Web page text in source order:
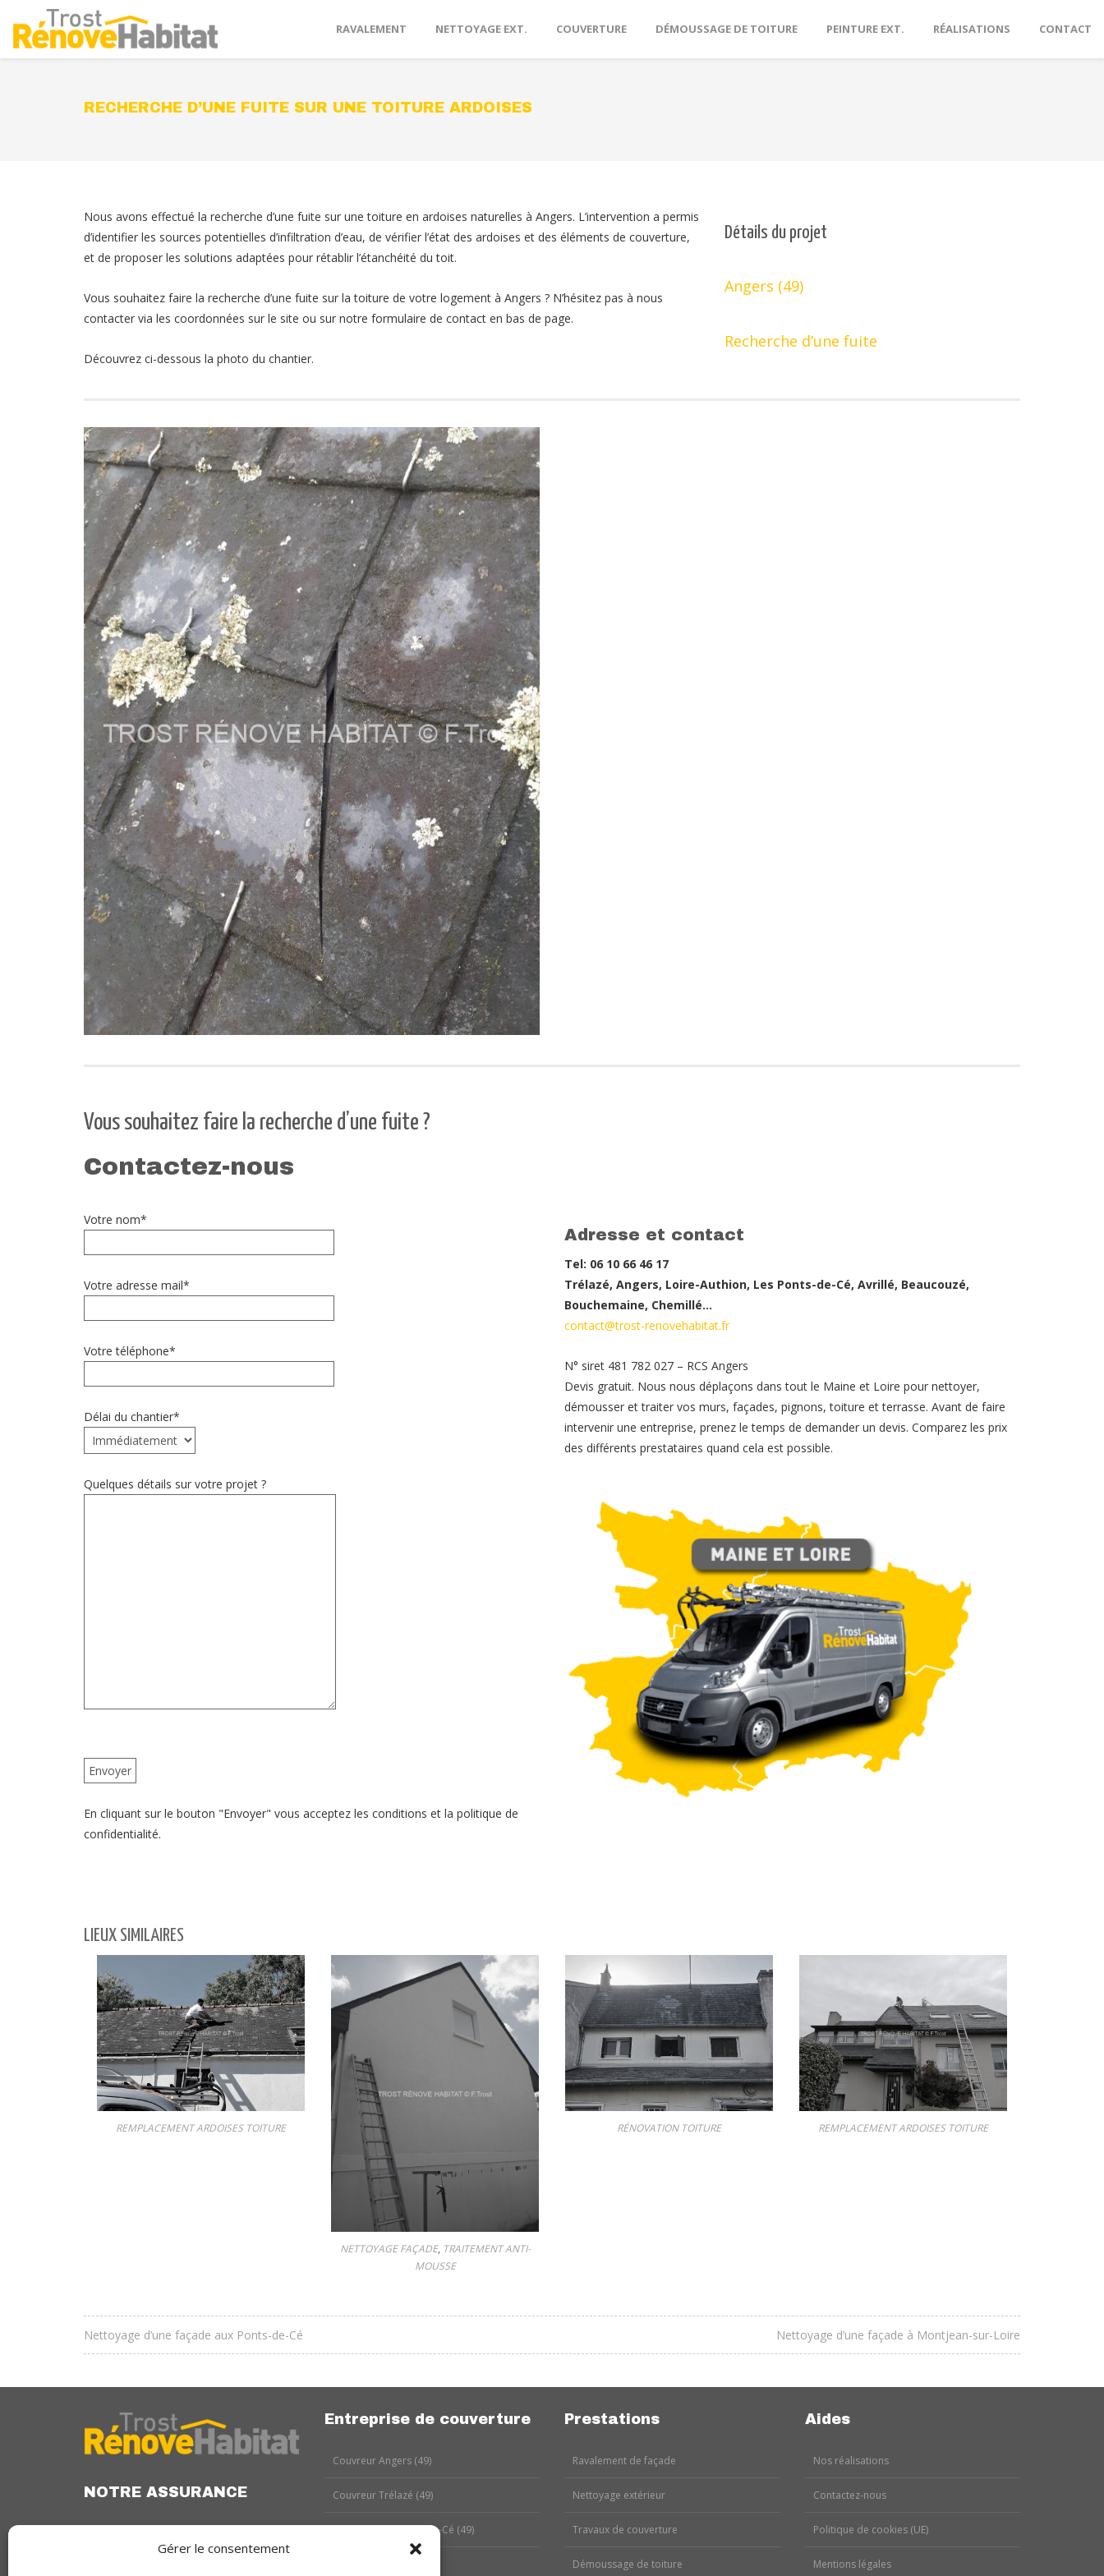
Gérer le consentement
RAVALEMENT NETTOYAGE EXT. COUVERTURE DÉMOUSSAGE DE TOITURE PEINTURE EXT. RÉALISATIONS CONTACT
RECHERCHE D’UNE FUITE SUR UNE TOITURE ARDOISES
Nous avons effectué la recherche d’une fuite sur une toiture en ardoises naturelles à Angers. L’intervention a permis
d’identifier les sources potentielles d’infiltration d’eau, de vérifier l’état des ardoises et des éléments de couverture,
et de proposer les solutions adaptées pour rétablir l’étanchéité du toit.
Vous souhaitez faire la recherche d’une fuite sur la toiture de votre logement à Angers ? N’hésitez pas à nous
contacter via les coordonnées sur le site ou sur notre formulaire de contact en bas de page.
Découvrez ci-dessous la photo du chantier.
Détails du projet
Angers (49)
Recherche d’une fuite
Vous souhaitez faire la recherche d’une fuite ?
Contactez-nous
Votre nom*
Votre adresse mail*
Votre téléphone*
Délai du chantier*
Quelques détails sur votre projet ?
En cliquant sur le bouton "Envoyer" vous acceptez les conditions et la politique de
confidentialité.
Adresse et contact
Tel: 06 10 66 46 17
Trélazé, Angers, Loire-Authion, Les Ponts-de-Cé, Avrillé, Beaucouzé,
Bouchemaine, Chemillé…
contact@trost-renovehabitat.fr
N° siret 481 782 027 – RCS Angers
Devis gratuit. Nous nous déplaçons dans tout le Maine et Loire pour nettoyer,
démousser et traiter vos murs, façades, pignons, toiture et terrasse. Avant de faire
intervenir une entreprise, prenez le temps de demander un devis. Comparez les prix
des différents prestataires quand cela est possible.
LIEUX SIMILAIRES
REMPLACEMENT ARDOISES TOITURE
NETTOYAGE FAÇADE, TRAITEMENT ANTI-
MOUSSE
RÉNOVATION TOITURE REMPLACEMENT ARDOISES TOITURE
Nettoyage d’une façade aux Ponts-de-Cé Nettoyage d’une façade à Montjean-sur-Loire
NOTRE ASSURANCE
Entreprise de couverture
Couvreur Angers (49)
Couvreur Trélazé (49)
Couvreur Les Ponts-de-Cé (49)
Prestations
Ravalement de façade
Nettoyage extérieur
Travaux de couverture
Démoussage de toiture
Aides
Nos réalisations
Contactez-nous
Politique de cookies (UE)
Mentions légales